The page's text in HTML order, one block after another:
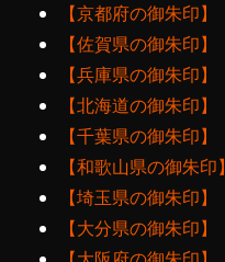
【京都府の御朱印】
【佐賀県の御朱印】
【兵庫県の御朱印】
【北海道の御朱印】
【千葉県の御朱印】
【和歌山県の御朱印】
【埼玉県の御朱印】
【大分県の御朱印】